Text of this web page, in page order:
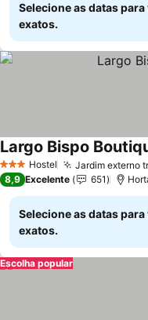
Selecione as datas
exatos.
3 EstrelasHostel Jardim externo
Largo Bispo
8,9 Excelente 651
Selecione as datas
exatos.
Escolha popular